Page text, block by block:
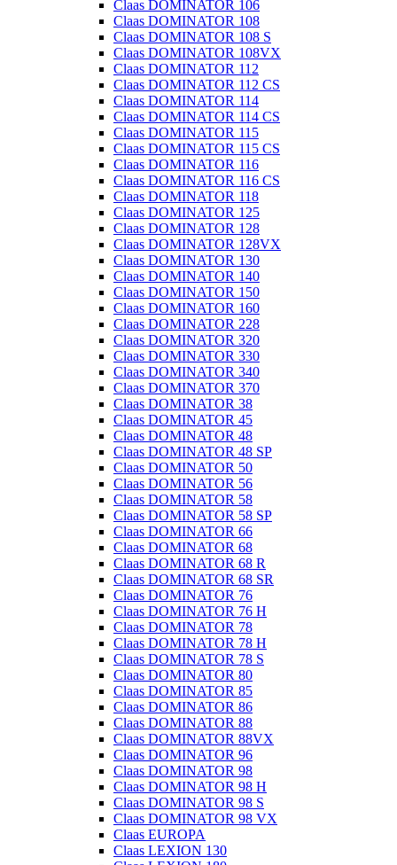
Claas DOMINATOR 106
Claas DOMINATOR 108
Claas DOMINATOR 108 S
Claas DOMINATOR 108VX
Claas DOMINATOR 112
Claas DOMINATOR 112 CS
Claas DOMINATOR 114
Claas DOMINATOR 114 CS
Claas DOMINATOR 115
Claas DOMINATOR 115 CS
Claas DOMINATOR 116
Claas DOMINATOR 116 CS
Claas DOMINATOR 118
Claas DOMINATOR 125
Claas DOMINATOR 128
Claas DOMINATOR 128VX
Claas DOMINATOR 130
Claas DOMINATOR 140
Claas DOMINATOR 150
Claas DOMINATOR 160
Claas DOMINATOR 228
Claas DOMINATOR 320
Claas DOMINATOR 330
Claas DOMINATOR 340
Claas DOMINATOR 370
Claas DOMINATOR 38
Claas DOMINATOR 45
Claas DOMINATOR 48
Claas DOMINATOR 48 SP
Claas DOMINATOR 50
Claas DOMINATOR 56
Claas DOMINATOR 58
Claas DOMINATOR 58 SP
Claas DOMINATOR 66
Claas DOMINATOR 68
Claas DOMINATOR 68 R
Claas DOMINATOR 68 SR
Claas DOMINATOR 76
Claas DOMINATOR 76 H
Claas DOMINATOR 78
Claas DOMINATOR 78 H
Claas DOMINATOR 78 S
Claas DOMINATOR 80
Claas DOMINATOR 85
Claas DOMINATOR 86
Claas DOMINATOR 88
Claas DOMINATOR 88VX
Claas DOMINATOR 96
Claas DOMINATOR 98
Claas DOMINATOR 98 H
Claas DOMINATOR 98 S
Claas DOMINATOR 98 VX
Claas EUROPA
Claas LEXION 130